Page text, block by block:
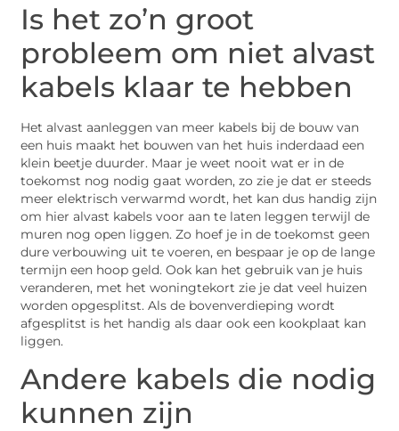
Is het zo’n groot
probleem om niet alvast
kabels klaar te hebben
Het alvast aanleggen van meer kabels bij de bouw van
een huis maakt het bouwen van het huis inderdaad een
klein beetje duurder. Maar je weet nooit wat er in de
toekomst nog nodig gaat worden, zo zie je dat er steeds
meer elektrisch verwarmd wordt, het kan dus handig zijn
om hier alvast kabels voor aan te laten leggen terwijl de
muren nog open liggen. Zo hoef je in de toekomst geen
dure verbouwing uit te voeren, en bespaar je op de lange
termijn een hoop geld. Ook kan het gebruik van je huis
veranderen, met het woningtekort zie je dat veel huizen
worden opgesplitst. Als de bovenverdieping wordt
afgesplitst is het handig als daar ook een kookplaat kan
liggen.
Andere kabels die nodig
kunnen zijn